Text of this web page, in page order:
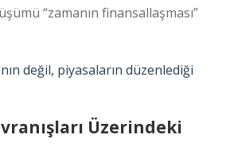
“zamanın finansallaşması”
değil, piyasaların düzenlediği
Üzerindeki